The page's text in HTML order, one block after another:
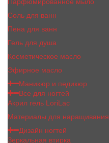
Соль для ванн
Пена для ванн
Гель для душа
Косметическое масло
Эфирное масло
Маникюр и педикюр
Все для ногтей
Акрил гель LoriLac
Материалы для наращивания
Дизайн ногтей
Зеркальная втирка